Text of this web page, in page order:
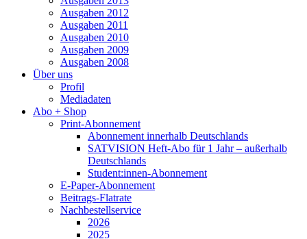
Ausgaben 2012
Ausgaben 2011
Ausgaben 2010
Ausgaben 2009
Ausgaben 2008
Über uns
Profil
Mediadaten
Abo + Shop
Print-Abonnement
Abonnement innerhalb Deutschlands
SATVISION Heft-Abo für 1 Jahr – außerhalb
Deutschlands
Student:innen-Abonnement
E-Paper-Abonnement
Beitrags-Flatrate
Nachbestellservice
2026
2025